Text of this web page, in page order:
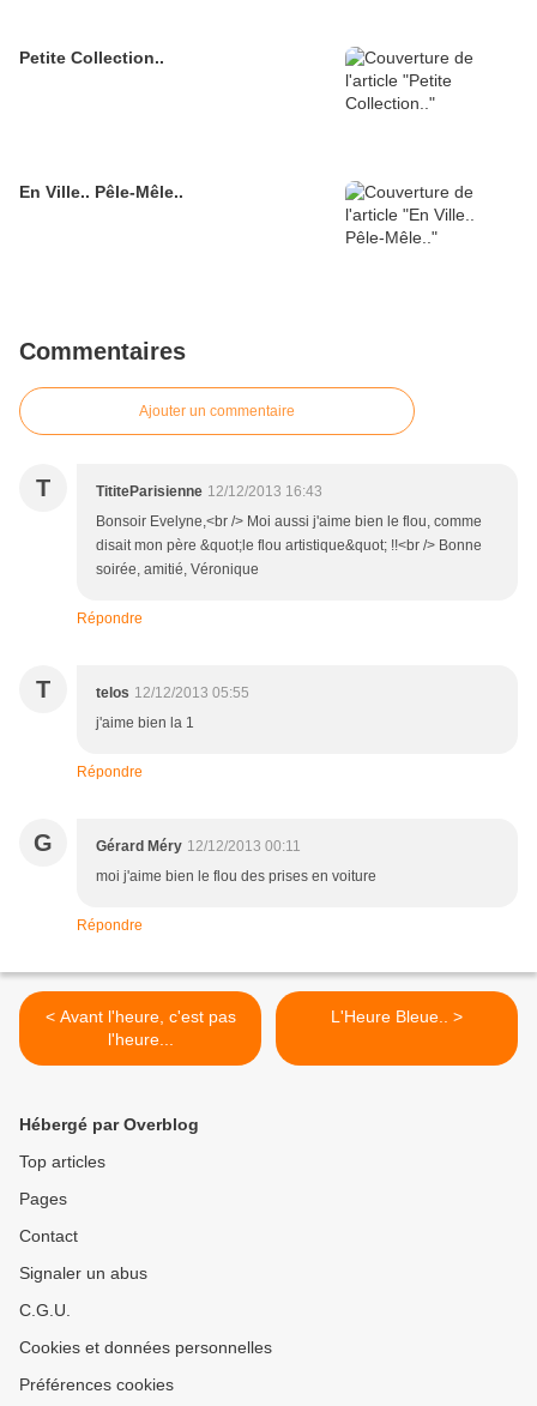
Petite Collection..
En Ville.. Pêle-Mêle..
Commentaires
Ajouter un commentaire
T TititeParisienne 12/12/2013 16:43
Bonsoir Evelyne,<br /> Moi aussi j'aime bien le flou, comme
disait mon père &quot;le flou artistique&quot; !!<br /> Bonne
soirée, amitié, Véronique
Répondre
T telos 12/12/2013 05:55
j'aime bien la 1
Répondre
G Gérard Méry 12/12/2013 00:11
moi j'aime bien le flou des prises en voiture
Répondre
< Avant l'heure, c'est pas
l'heure...
L'Heure Bleue.. >
Hébergé par Overblog
Top articles
Pages
Contact
Signaler un abus
C.G.U.
Cookies et données personnelles
Préférences cookies